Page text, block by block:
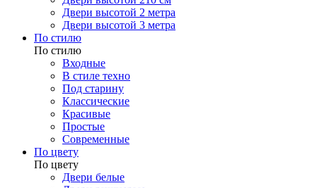
Двери высотой 2 метра
Двери высотой 3 метра
По стилю
По стилю
Входные
В стиле техно
Под старину
Классические
Красивые
Простые
Современные
По цвету
По цвету
Двери белые